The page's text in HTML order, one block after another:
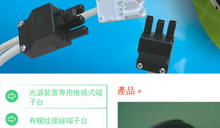
光源裝置專用推插式端
子台
有螺紋接線端子台
產品 »